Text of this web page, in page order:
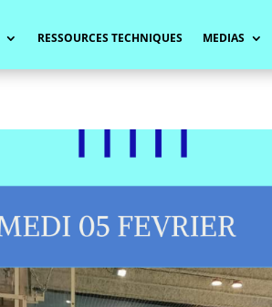
RESSOURCES TECHNIQUES MEDIAS